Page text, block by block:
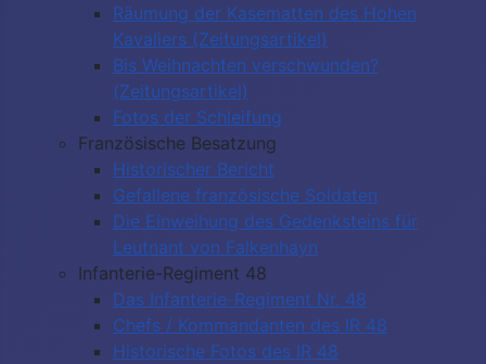
Räumung der Kasematten des Hohen
Kavaliers (Zeitungsartikel)
Bis Weihnachten verschwunden?
(Zeitungsartikel)
Fotos der Schleifung
Französische Besatzung
Historischer Bericht
Gefallene französische Soldaten
Die Einweihung des Gedenksteins für
Leutnant von Falkenhayn
Infanterie-Regiment 48
Das Infanterie-Regiment Nr. 48
Chefs / Kommandanten des IR 48
Historische Fotos des IR 48